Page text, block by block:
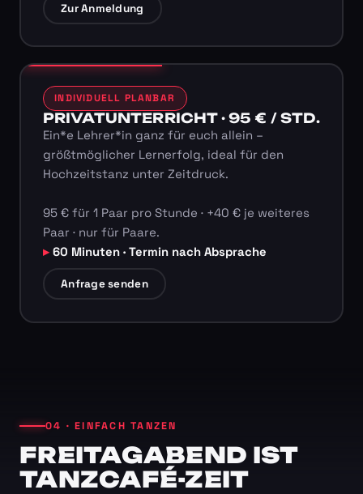
Zur Anmeldung
INDIVIDUELL PLANBAR
PRIVATUNTERRICHT · 95 € / STD.
Ein*e Lehrer*in ganz für euch allein –
größtmöglicher Lernerfolg, ideal für den
Hochzeitstanz unter Zeitdruck.
95 € für 1 Paar pro Stunde · +40 € je weiteres
Paar · nur für Paare.
60 Minuten · Termin nach Absprache
Anfrage senden
04 · EINFACH TANZEN
FREITAGABEND IST
TANZCAFÉ-ZEIT